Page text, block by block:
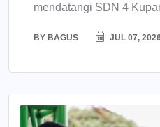
mendatangi SDN 4
BY BAGUS JUL 07,